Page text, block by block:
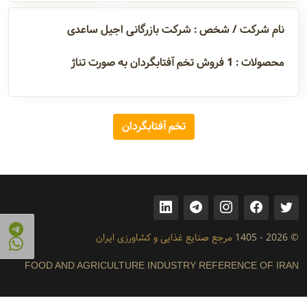
آدرس و
اطلاعات
تماس
سابقه
شرکت
نام شرکت / شخص : شرکت بازرگانی اجیل ساعدی
محصولات : 1 فروش تخم آفتابگردان به صورت تناژ
تخم آفتابگردان
© 2026 - 1405 مرجع صنایع غذایی و کشاورزی ایران
FOOD AND AGRICULTURE INDUSTRY REFERENCE OF IRAN